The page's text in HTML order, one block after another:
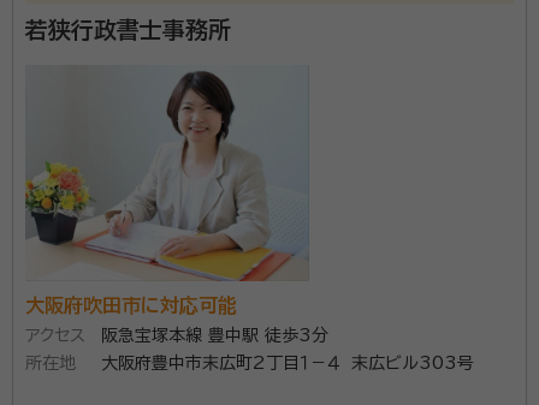
す。
若狭行政書士事務所
大阪府吹田市に対応可能
アクセス
阪急宝塚本線 豊中駅 徒歩3分
所在地
大阪府豊中市末広町2丁目１－４ 末広ビル303号